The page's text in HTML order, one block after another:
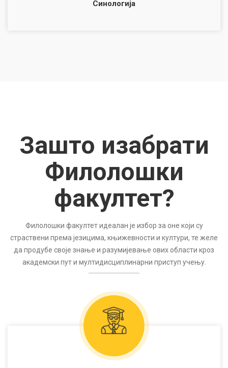
Синологија
Зашто изабрати
Филолошки
факултет?
Филолошки факултет идеалан је избор за оне који су
страствени према језицима, књижевности и култури, те желе
да продубе своје знање и разумијевање ових области кроз
академски пут и мултидисциплинарни приступ учењу.